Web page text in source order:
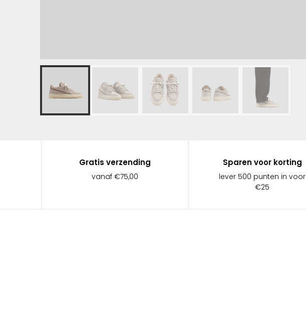
Gratis verzending
vanaf €75,00
Sparen voor korting
lever 500 punten in voor
€25